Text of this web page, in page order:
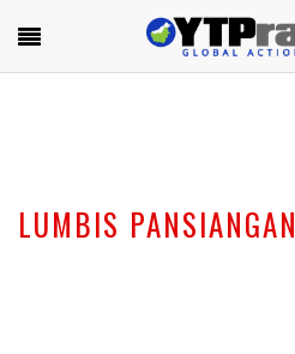
LUMBIS PANSIANGAN